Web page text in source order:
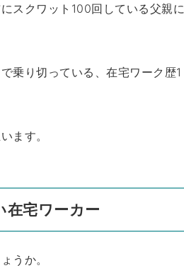
スクワット100回している父親に
乗り切っている、在宅ワーク歴1
ます。
在宅ワーカー
うか。